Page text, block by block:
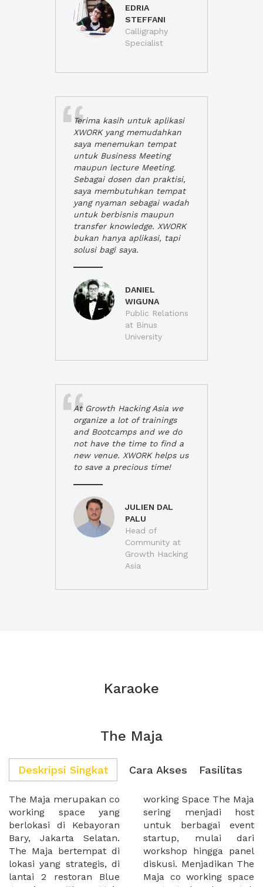
EDRIA
STEFFANI
Calligraphy
Specialist
Terima kasih untuk aplikasi
XWORK yang memudahkan
saya menemukan tempat
untuk Business Meeting
maupun lecture Meeting.
Sebagai dosen dan praktisi,
saya membutuhkan tempat
yang nyaman sebagai wadah
untuk berbisnis maupun
transfer knowledge. XWORK
bukan hanya aplikasi, tapi
solusi bagi saya.
DANIEL
WIGUNA
Public Relations
at Binus
University
At Growth Hacking Asia we
organize a lot of trainings
and Bootcamps and we do
not have the time to find a
new venue. XWORK helps us
to save a precious time!
JULIEN DAL
PALU
Head of
Community at
Growth Hacking
Asia
Karaoke
The Maja
Deskripsi Singkat Cara Akses Fasilitas
The Maja merupakan co
working space yang
berlokasi di Kebayoran
Bary, Jakarta Selatan.
The Maja bertempat di
lokasi yang strategis, di
lantai 2 restoran Blue
working Space The Maja
sering menjadi host
untuk berbagai event
startup, mulai dari
workshop hingga panel
diskusi. Menjadikan The
Maja co working space